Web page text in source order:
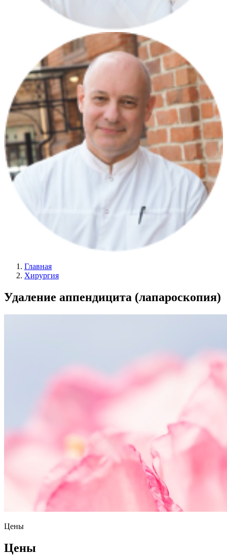
Главная
Хирургия
Удаление аппендицита (лапароскопия)
Цены
Цены